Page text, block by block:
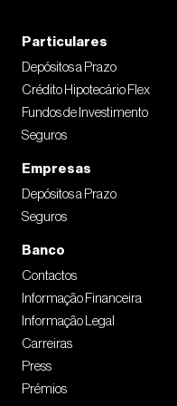
Última declaração
Nota 1: Esta
aprovação pode
totalidade.
Nota 2: Aplicável
mesmos fazem
Avaliação:
Certidão do
Planta do imóvel
Orçamento para
Aprovação e
FINE de Aprovação
Licença de
Particulares
Depósitos a Prazo
Crédito Hipotecário Flex
Fundos de Investimento
Seguros
Empresas
Depósitos a Prazo
Seguros
Banco
Contactos
Informação Financeira
Informação Legal
Carreiras
Press
Prémios